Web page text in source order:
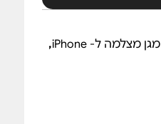
מגן מצלמה ל- iPhone
,